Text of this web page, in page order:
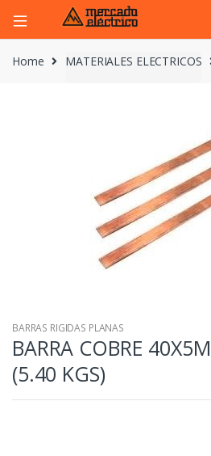
Home MATERIALES ELECTRICOS
BARRAS RIGIDAS PLANAS
BARRA COBRE
(5.40 KGS)